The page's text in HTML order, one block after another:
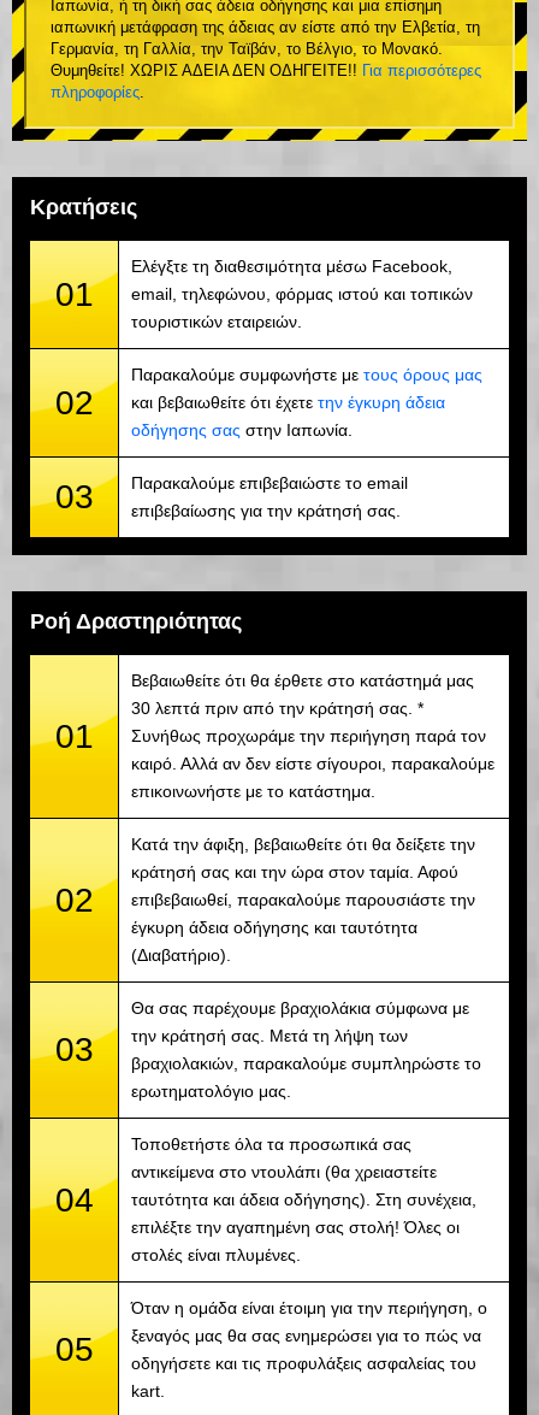
Ιαπωνία, ή τη δική σας άδεια οδήγησης και μια επίσημη
ιαπωνική μετάφραση της άδειας αν είστε από την Ελβετία, τη
Γερμανία, τη Γαλλία, την Ταϊβάν, το Βέλγιο, το Μονακό.
Θυμηθείτε! ΧΩΡΙΣ ΑΔΕΙΑ ΔΕΝ ΟΔΗΓΕΙΤΕ!! Για περισσότερες
πληροφορίες
Κρατήσεις
01
Ελέγξτε τη διαθεσιμότητα μέσω Facebook,
email, τηλεφώνου, φόρμας ιστού και τοπικών
τουριστικών εταιρειών.
02
Παρακαλούμε συμφωνήστε με τους όρους μας
και βεβαιωθείτε ότι έχετε την έγκυρη άδεια
οδήγησης σας στην Ιαπωνία.
03
Παρακαλούμε επιβεβαιώστε το email
επιβεβαίωσης για την κράτησή σας.
Ροή Δραστηριότητας
01
Βεβαιωθείτε ότι θα έρθετε στο κατάστημά μας
30 λεπτά πριν από την κράτησή σας. *
Συνήθως προχωράμε την περιήγηση παρά τον
καιρό. Αλλά αν δεν είστε σίγουροι, παρακαλούμε
επικοινωνήστε με το κατάστημα.
02
Κατά την άφιξη, βεβαιωθείτε ότι θα δείξετε την
κράτησή σας και την ώρα στον ταμία. Αφού
επιβεβαιωθεί, παρακαλούμε παρουσιάστε την
έγκυρη άδεια οδήγησης και ταυτότητα
(Διαβατήριο).
03
Θα σας παρέχουμε βραχιολάκια σύμφωνα με
την κράτησή σας. Μετά τη λήψη των
βραχιολακιών, παρακαλούμε συμπληρώστε το
ερωτηματολόγιο μας.
04
Τοποθετήστε όλα τα προσωπικά σας
αντικείμενα στο ντουλάπι (θα χρειαστείτε
ταυτότητα και άδεια οδήγησης). Στη συνέχεια,
επιλέξτε την αγαπημένη σας στολή! Όλες οι
στολές είναι πλυμένες.
05
Όταν η ομάδα είναι έτοιμη για την περιήγηση, ο
ξεναγός μας θα σας ενημερώσει για το πώς να
οδηγήσετε και τις προφυλάξεις ασφαλείας του
kart.